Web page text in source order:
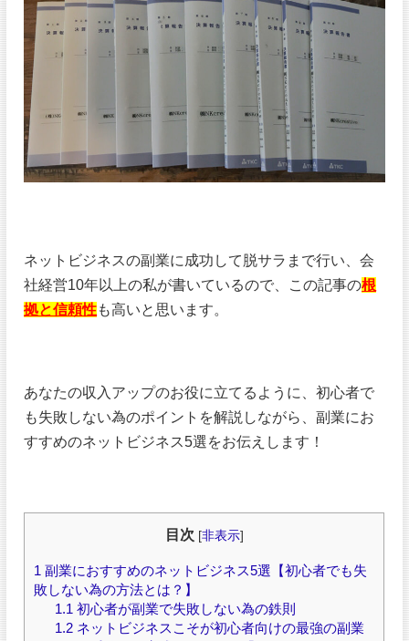
ネットビジネスの副業に成功して脱サラまで行い、会
社経営10年以上の私が書いているので、この記事の根
拠と信頼性も高いと思います。
あなたの収入アップのお役に立てるように、初心者で
も失敗しない為のポイントを解説しながら、副業にお
すすめのネットビジネス5選をお伝えします！
目次 [非表示]
1 副業におすすめのネットビジネス5選【初心者でも失
敗しない為の方法とは？】
1.1 初心者が副業で失敗しない為の鉄則
1.2ネットビジネスこそが初心者向けの最強の副業